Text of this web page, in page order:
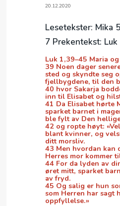
20.12.2020
Lesetekster: Mika
7 Prekentekst:
Luk 1,39–45 Maria
39 Noen dager
sted og skyndte seg
fjellbygdene, til den
40 hvor Sakarja
inn til Elisabet og
41 Da Elisabet hørte
sparket barnet i
ble fylt av Den
42 og ropte høyt:
blant kvinner, og
ditt morsliv.
43 Men hvordan kan
Herres mor kommer
44 For da lyden av
øret mitt, sparket
av fryd.
45 Og salig er hun
som Herren har sagt
oppfyllelse.»